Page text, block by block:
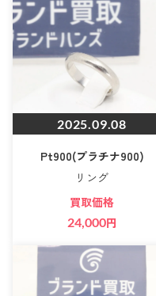
2025.09.08
Pt900(プラチナ900)
リング
買取価格
24,000円